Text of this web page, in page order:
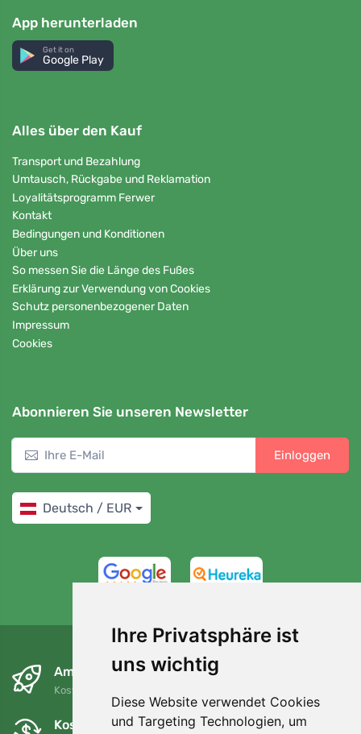
Ihre Privatsphäre ist
uns wichtig
Diese Website verwendet Cookies
und Targeting Technologien, um
App herunterladen
Get it on
Google Play
Alles über den Kauf
Transport und Bezahlung
Umtausch, Rückgabe und Reklamation
Loyalitätsprogramm Ferwer
Kontakt
Bedingungen und Konditionen
Über uns
So messen Sie die Länge des Fußes
Erklärung zur Verwendung von Cookies
Schutz personenbezogener Daten
Impressum
Cookies
Abonnieren Sie unseren Newsletter
Einloggen
Deutsch / EUR
Am nächsten Tag und kostenlos
Kostenloser Versand für Bestellungen über 80 EUR
Kostenloser Umtausch und Rückgabe